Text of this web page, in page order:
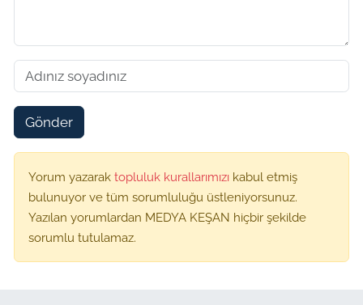
Gönder
Yorum yazarak topluluk kurallarımızı kabul etmiş
bulunuyor ve tüm sorumluluğu üstleniyorsunuz.
Yazılan yorumlardan MEDYA KEŞAN hiçbir şekilde
sorumlu tutulamaz.